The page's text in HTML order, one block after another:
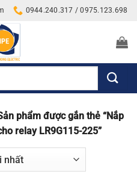
0944.240.317 / 0975.123.698
phẩm được gắn thẻ “Nắp
relay LR9G115-225”